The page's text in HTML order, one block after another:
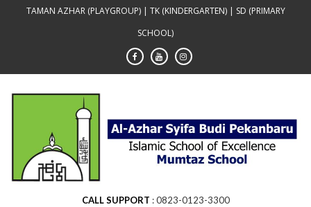
TAMAN AZHAR (PLAYGROUP) | TK (KINDERGARTEN) | SD (PRIMARY
SCHOOL)
CALL SUPPORT
0823-0123-3300